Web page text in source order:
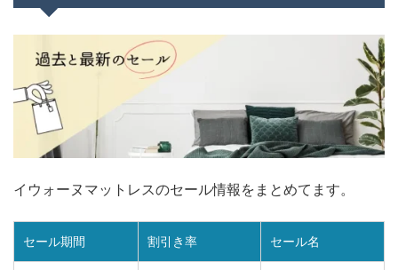
イウォーヌマットレスのセール情報をまとめてます。
セール期間 割引き率 セール名